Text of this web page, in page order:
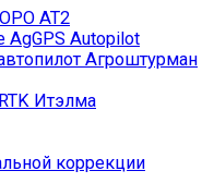
AT2
AgGPS Autopilot
Агроштурман
Итэлма
коррекции